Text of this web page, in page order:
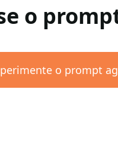
o
o prompt